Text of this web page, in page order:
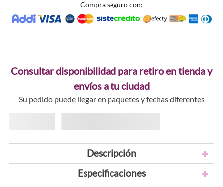
Compra seguro con:
Consultar disponibilidad para retiro en tienda y
envíos a tu ciudad
Su pedido puede llegar en paquetes y fechas diferentes
Descripción
Especificaciones